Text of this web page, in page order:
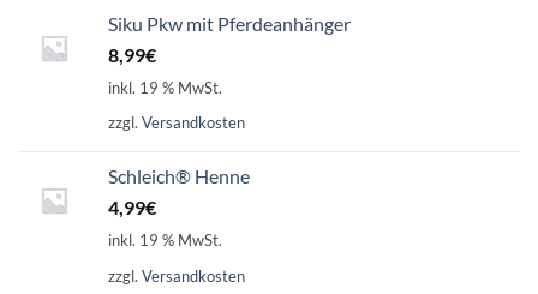
Siku Pkw mit Pferdeanhänger
8,99€
inkl. 19 % MwSt.
zzgl. Versandkosten
Schleich® Henne
4,99€
inkl. 19 % MwSt.
zzgl. Versandkosten